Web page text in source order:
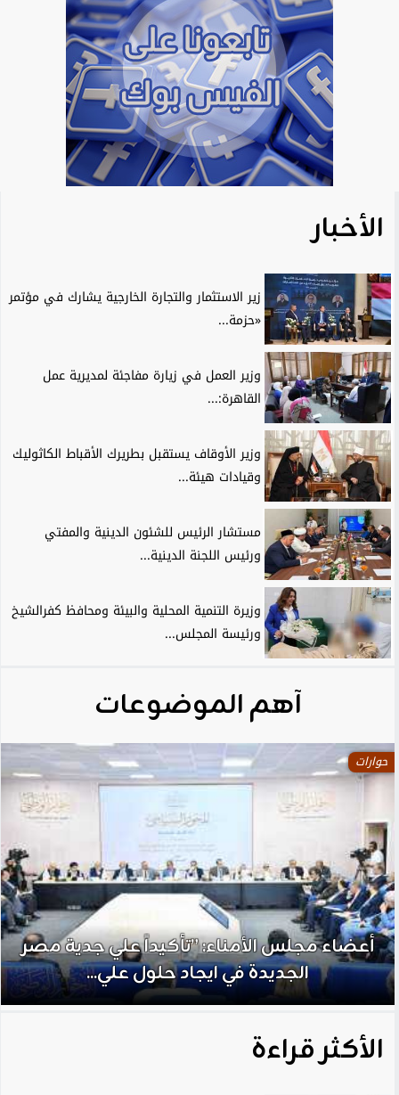
الأخبار
زير الاستثمار والتجارة الخارجية يشارك في مؤتمر
«حزمة...
وزير العمل في زيارة مفاجئة لمديرية عمل
القاهرة:...
وزير الأوقاف يستقبل بطريرك الأقباط الكاثوليك
وقيادات هيئة...
مستشار الرئيس للشئون الدينية والمفتي
ورئيس اللجنة الدينية...
وزيرة التنمية المحلية والبيئة ومحافظ كفرالشيخ
ورئيسة المجلس...
آهم الموضوعات
حوارات
أعضاء مجلس الأمناء: ”تأكيداً علي جدية مصر
الجديدة في ايجاد حلول علي...
الأكثر قراءة